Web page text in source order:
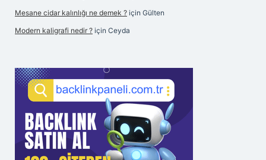
Mesane cidar kalınlığı ne demek ? için Gülten
Modern kaligrafi nedir ? için Ceyda